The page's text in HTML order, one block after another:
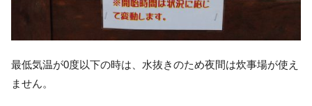
最低気温が0度以下の時は、水抜きのため夜間は炊事場が使え
ません。